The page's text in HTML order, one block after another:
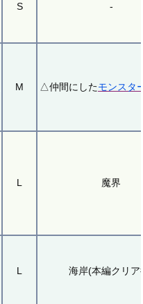
S -
M △仲間にしたモンスタ
L 魔界
L 海岸(本編クリア